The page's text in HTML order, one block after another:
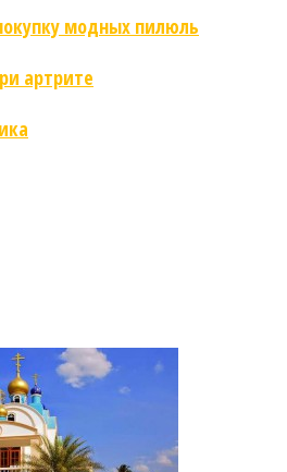
модных пилюль
артрите